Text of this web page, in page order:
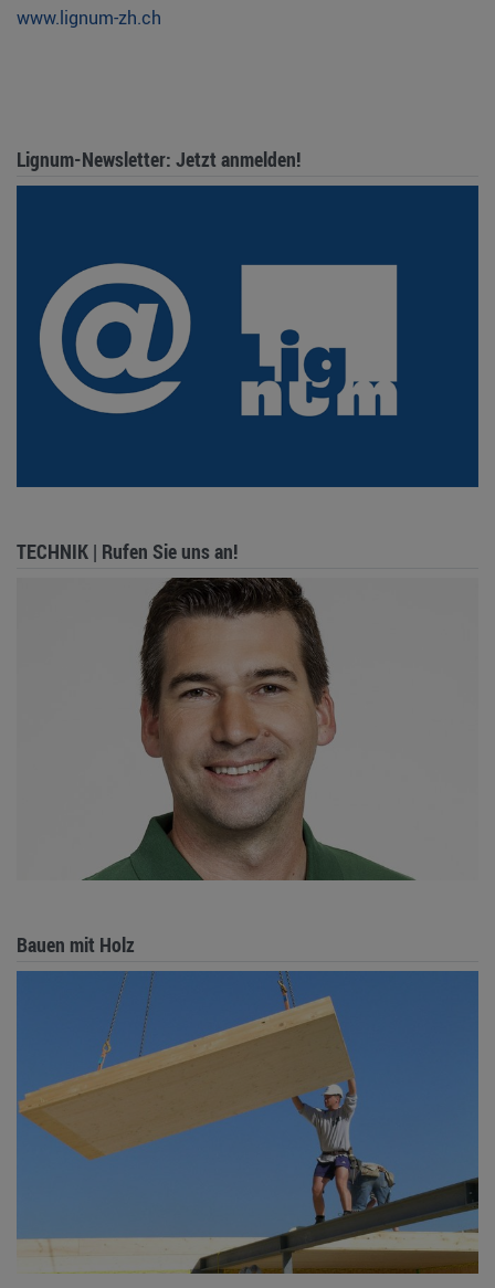
www.lignum-zh.ch
Lignum-Newsletter: Jetzt anmelden!
TECHNIK | Rufen Sie uns an!
Bauen mit Holz